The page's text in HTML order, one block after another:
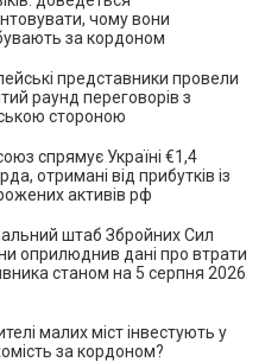
чому вони
за кордоном
представники провели
раунд переговорів з
стороною
спрямує Україні €1,4
отримані від прибутків із
активів рф
штаб Збройних Сил
оприлюднив дані про втрати
станом на 5 серпня 2026
малих міст інвестують у
за кордоном?